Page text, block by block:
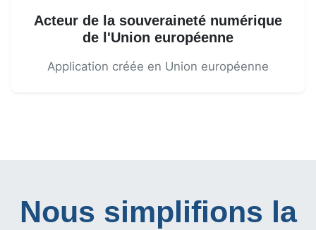
Acteur de la souveraineté numérique
de l'Union européenne
Application créée en Union européenne
Nous simplifions la